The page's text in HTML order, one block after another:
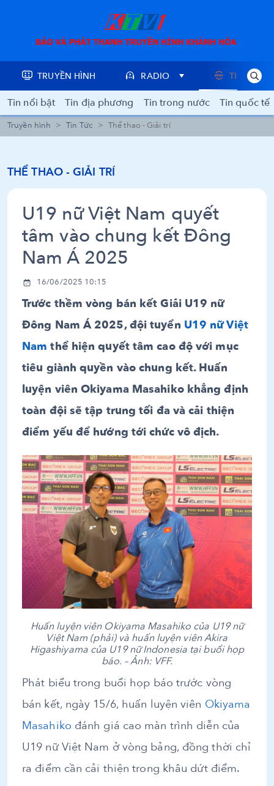
TRUYỀN HÌNH RADIO TIN TỨC
Tin nổi bật Tin địa phương Tin trong nước Tin quốc tế
Truyền hình Tin Tức Thể thao - Giải trí
THỂ THAO - GIẢI TRÍ
U19 nữ Việt Nam quyết
tâm vào chung kết Đông
Nam Á 2025
16/06/2025 10:15
Trước thềm vòng bán kết Giải U19 nữ
Đông Nam Á 2025, đội tuyển U19 nữ Việt
Nam thể hiện quyết tâm cao độ với mục
tiêu giành quyền vào chung kết. Huấn
luyện viên Okiyama Masahiko khẳng định
toàn đội sẽ tập trung tối đa và cải thiện
điểm yếu để hướng tới chức vô địch.
Huấn luyện viên Okiyama Masahiko của U19 nữ
Việt Nam (phải) và huấn luyện viên Akira
Higashiyama của U19 nữ Indonesia tại buổi họp
báo. – Ảnh: VFF.
Phát biểu trong buổi họp báo trước vòng
bán kết, ngày 15/6, huấn luyện viên Okiyama
Masahiko đánh giá cao màn trình diễn của
U19 nữ Việt Nam ở vòng bảng, đồng thời chỉ
ra điểm cần cải thiện trong khâu dứt điểm.